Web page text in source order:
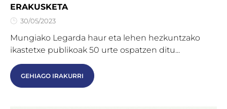
ERAKUSKETA
30/05/2023
Mungiako Legarda haur eta lehen hezkuntzako
ikastetxe publikoak 50 urte ospatzen ditu...
GEHIAGO IRAKURRI